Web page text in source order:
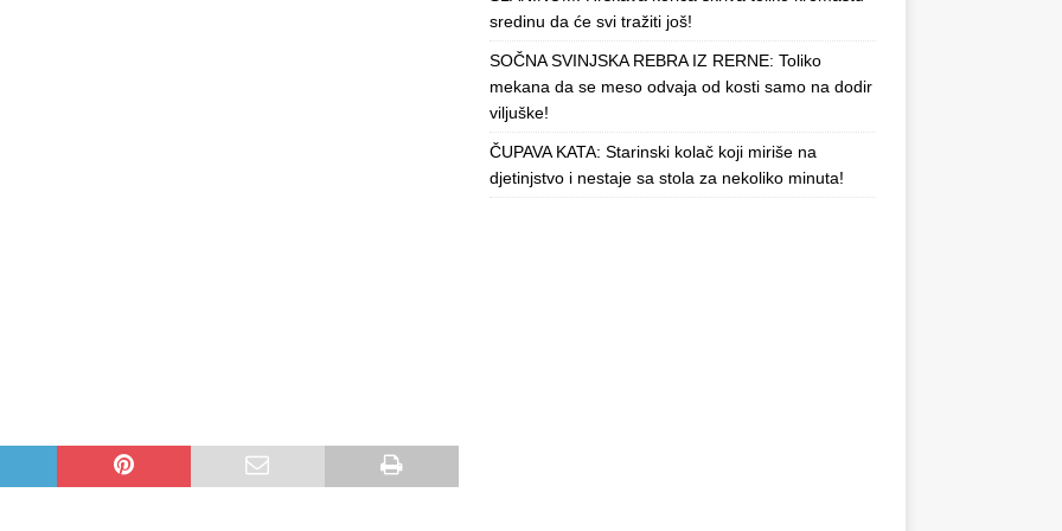
sredinu da će svi tražiti još!
SOČNA SVINJSKA REBRA IZ RERNE: Toliko
mekana da se meso odvaja od kosti samo na dodir
viljuške!
ČUPAVA KATA: Starinski kolač koji miriše na
djetinjstvo i nestaje sa stola za nekoliko minuta!